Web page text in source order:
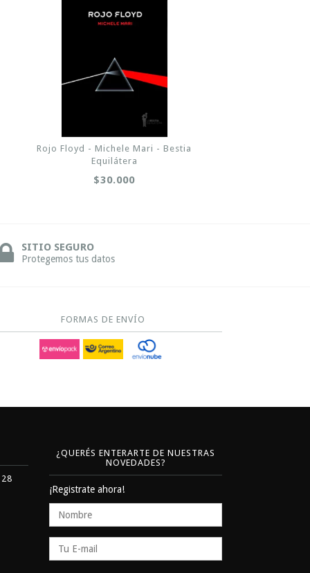
Rojo Floyd - Michele Mari - Bestia
Equilátera
$30.000
SITIO SEGURO
Protegemos tus datos
FORMAS DE ENVÍO
¿QUERÉS ENTERARTE DE NUESTRAS
NOVEDADES?
¡Registrate ahora!